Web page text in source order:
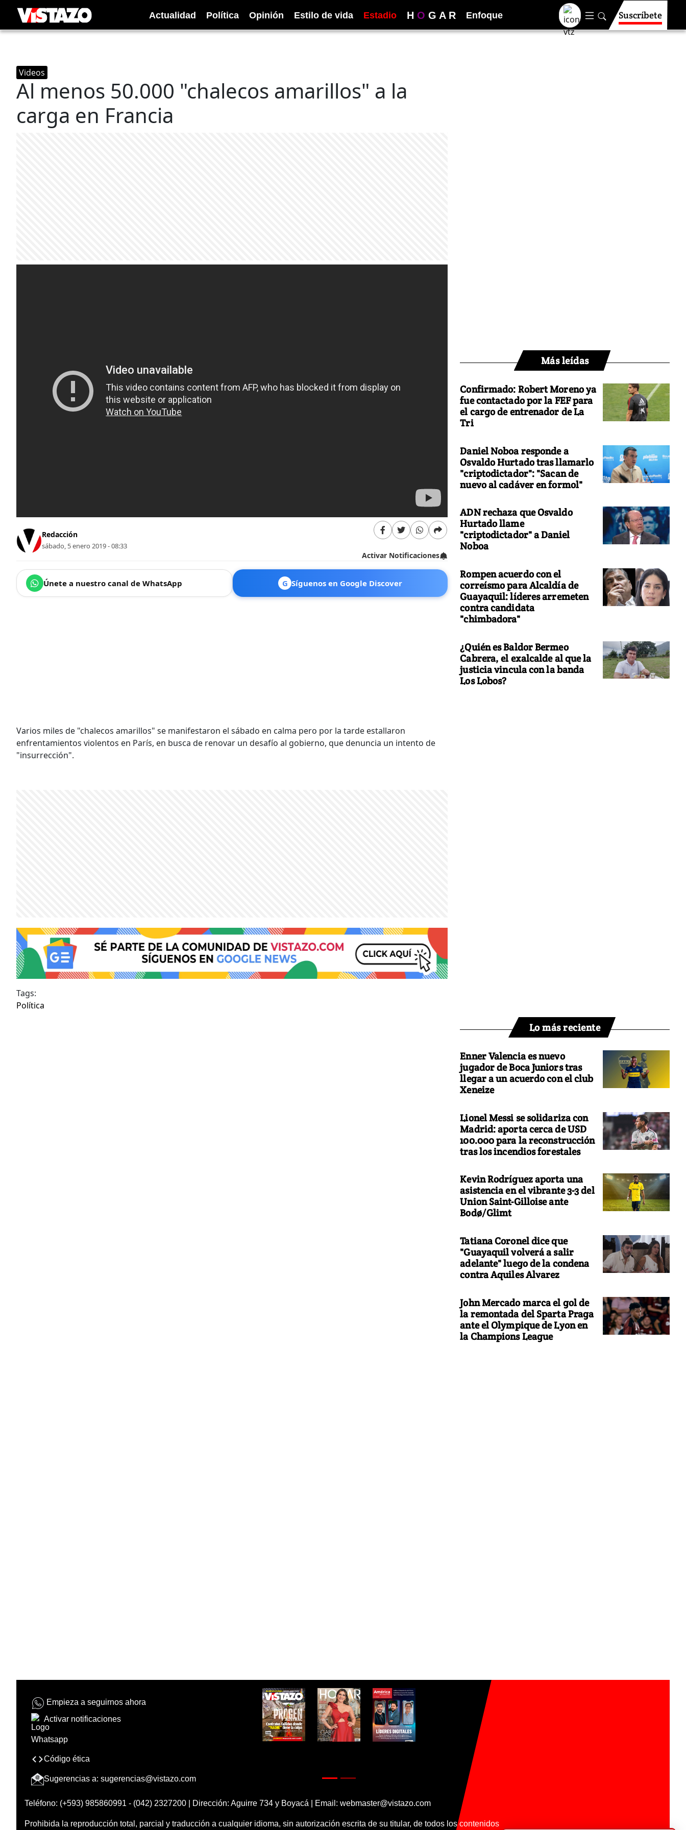
Actualidad Política Opinión Estilo de vida Estadio H O G A R Enfoque Suscríbete
Videos
Al menos 50.000 "chalecos amarillos" a la
carga en Francia
Redacción
sábado, 5 enero 2019 - 08:33
Activar Notificaciones
Únete a nuestro canal de WhatsApp G Síguenos en Google Discover
Varios miles de "chalecos amarillos" se manifestaron el sábado en calma pero por la tarde estallaron
enfrentamientos violentos en París, en busca de renovar un desafío al gobierno, que denuncia un intento de
"insurrección".
Tags:
Política
Más leídas
Confirmado: Robert Moreno ya
fue contactado por la FEF para
el cargo de entrenador de La
Tri
Daniel Noboa responde a
Osvaldo Hurtado tras llamarlo
"criptodictador": "Sacan de
nuevo al cadáver en formol"
ADN rechaza que Osvaldo
Hurtado llame
"criptodictador" a Daniel
Noboa
Rompen acuerdo con el
correísmo para Alcaldía de
Guayaquil: líderes arremeten
contra candidata
"chimbadora"
¿Quién es Baldor Bermeo
Cabrera, el exalcalde al que la
justicia vincula con la banda
Los Lobos?
Lo más reciente
Enner Valencia es nuevo
jugador de Boca Juniors tras
llegar a un acuerdo con el club
Xeneize
Lionel Messi se solidariza con
Madrid: aporta cerca de USD
100.000 para la reconstrucción
tras los incendios forestales
Kevin Rodríguez aporta una
asistencia en el vibrante 3-3 del
Union Saint-Gilloise ante
Bodø/Glimt
Tatiana Coronel dice que
"Guayaquil volverá a salir
adelante" luego de la condena
contra Aquiles Alvarez
John Mercado marca el gol de
la remontada del Sparta Praga
ante el Olympique de Lyon en
la Champions League
Empieza a seguirnos ahora
Activar notificaciones
Código ética
Sugerencias a: sugerencias@vistazo.com
Teléfono: (+593) 985860991 - (042) 2327200 | Dirección: Aguirre 734 y Boyacá | Email: webmaster@vistazo.com
Prohibida la reproducción total, parcial y traducción a cualquier idioma, sin autorización escrita de su titular, de todos los contenidos